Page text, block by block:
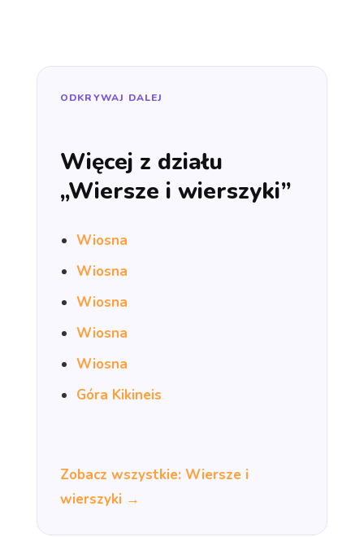
ODKRYWAJ DALEJ
Więcej z działu
„Wiersze i wierszyki”
Wiosna
Wiosna
Wiosna
Wiosna
Wiosna
Góra Kikineis
Zobacz wszystkie: Wiersze i
wierszyki →